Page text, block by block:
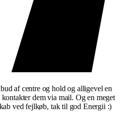
af centre og hold og alligevel en
dem via mail. Og en meget
ved fejlkøb, tak til god Energii :)